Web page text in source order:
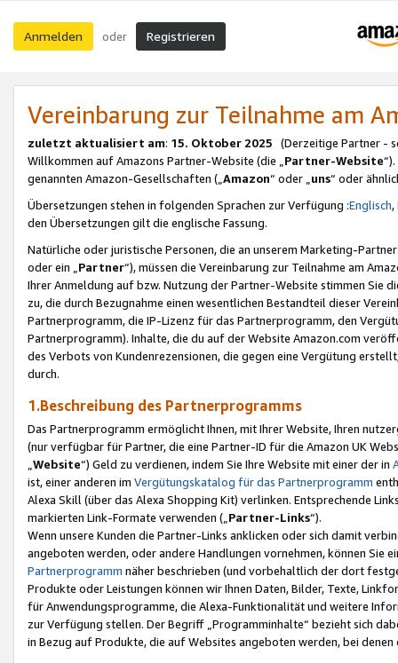
Anmelden oder Registrieren
Vereinbarung zur Teilnahme am
zuletzt aktualisiert am: 15. Oktober 2025 (Derzeitige Partner -
Willkommen auf Amazons Partner-Website (die „Partner-Website
genannten Amazon-Gesellschaften („Amazon“ oder „uns“ oder
Übersetzungen stehen in folgenden Sprachen zur Verfügung :Englisch,
den Übersetzungen gilt die englische Fassung.
Natürliche oder juristische Personen, die an unserem Marketing-
oder ein „Partner“), müssen die Vereinbarung zur Teilnahme am
Ihrer Anmeldung auf bzw. Nutzung der Partner-Website stimmen Sie
zu, die durch Bezugnahme einen wesentlichen Bestandteil dieser
Partnerprogramm, die IP-Lizenz für das Partnerprogramm, den
Partnerprogramm). Inhalte, die du auf der Website Amazon.com
des Verbots von Kundenrezensionen, die gegen eine Vergütung
durch.
1.Beschreibung des Partnerprogramms
Das Partnerprogramm ermöglicht Ihnen, mit Ihrer Website, Ihren
(nur verfügbar für Partner, die eine Partner-ID für die Amazon UK
Website“) Geld zu verdienen, indem Sie Ihre Website mit einer der in
ist, einer anderen im Vergütungskatalog für das Partnerprogramm
Alexa Skill (über das Alexa Shopping Kit) verlinken. Entsprechende
markierten Link-Formate verwenden („ Partner-Links“).
Wenn unsere Kunden die Partner-Links anklicken oder sich damit
angeboten werden, oder andere Handlungen vornehmen, können Sie
Partnerprogramm näher beschrieben (und vorbehaltlich der dort
Produkte oder Leistungen können wir Ihnen Daten, Bilder, Texte,
für Anwendungsprogramme, die Alexa-Funktionalität und weitere
zur Verfügung stellen. Der Begriff „Programminhalte“ bezieht sich
in Bezug auf Produkte, die auf Websites angeboten werden, bei